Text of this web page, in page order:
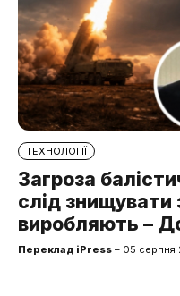
ТЕХНОЛОГІЇ
Загроза
слід знищувати
виробляють –
Переклад iPress – 05 серпня